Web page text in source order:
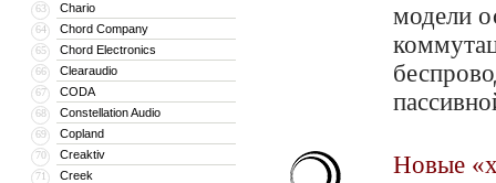
63 Chario
64 Chord Company
65 Chord Electronics
66 Clearaudio
67 CODA
68 Constellation Audio
69 Copland
70 Creaktiv
71 Creek
модели
Новые